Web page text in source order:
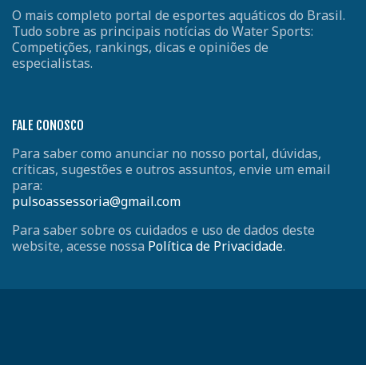
O mais completo portal de esportes aquáticos do Brasil.
Tudo sobre as principais notícias do Water Sports:
Competições, rankings, dicas e opiniões de
especialistas.
FALE CONOSCO
Para saber como anunciar no nosso portal, dúvidas,
críticas, sugestões e outros assuntos, envie um email
para:
pulsoassessoria@gmail.com
Para saber sobre os cuidados e uso de dados deste
website, acesse nossa Política de Privacidade.